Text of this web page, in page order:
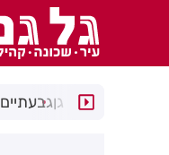
רמת גןגבעתיים